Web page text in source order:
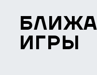
ИГРЫ